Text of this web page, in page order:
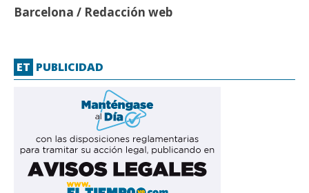
Barcelona / Redacción web
ET PUBLICIDAD